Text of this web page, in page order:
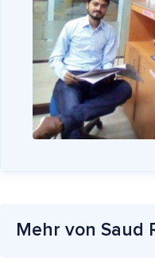
Mehr von Saud